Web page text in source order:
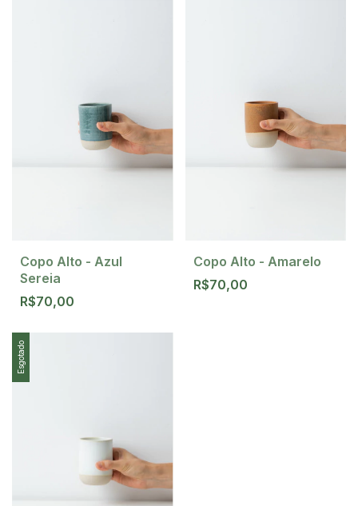
Copo Alto - Azul
Sereia
R$70,00
Copo Alto - Amarelo
R$70,00
Esgotado